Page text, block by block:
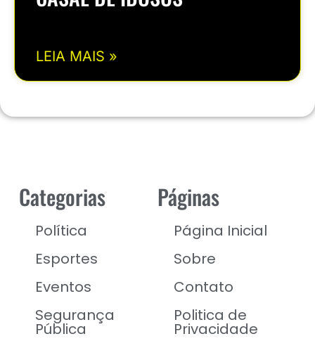
LEIA MAIS »
Categorias
Política
Esportes
Eventos
Segurança
Pública
Páginas
Página Inicial
Sobre
Contato
Politica de
Privacidade